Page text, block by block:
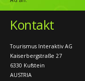
Kontakt
Tourismus Interaktiv AG
Kaiserbergstraße 27
6330 Kufstein
AUSTRIA